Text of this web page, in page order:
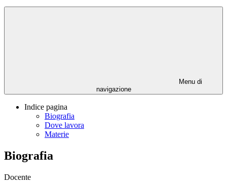
Menu di
navigazione
Indice pagina
Biografia
Dove lavora
Materie
Biografia
Docente